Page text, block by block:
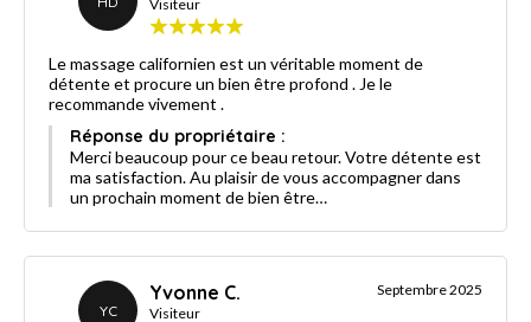
Visiteur
Le massage californien est un véritable moment de
détente et procure un bien être profond . Je le
recommande vivement .
Réponse du propriétaire :
Merci beaucoup pour ce beau retour. Votre détente est
ma satisfaction. Au plaisir de vous accompagner dans
un prochain moment de bien être…
YC
Yvonne C.
Visiteur
Septembre 2025